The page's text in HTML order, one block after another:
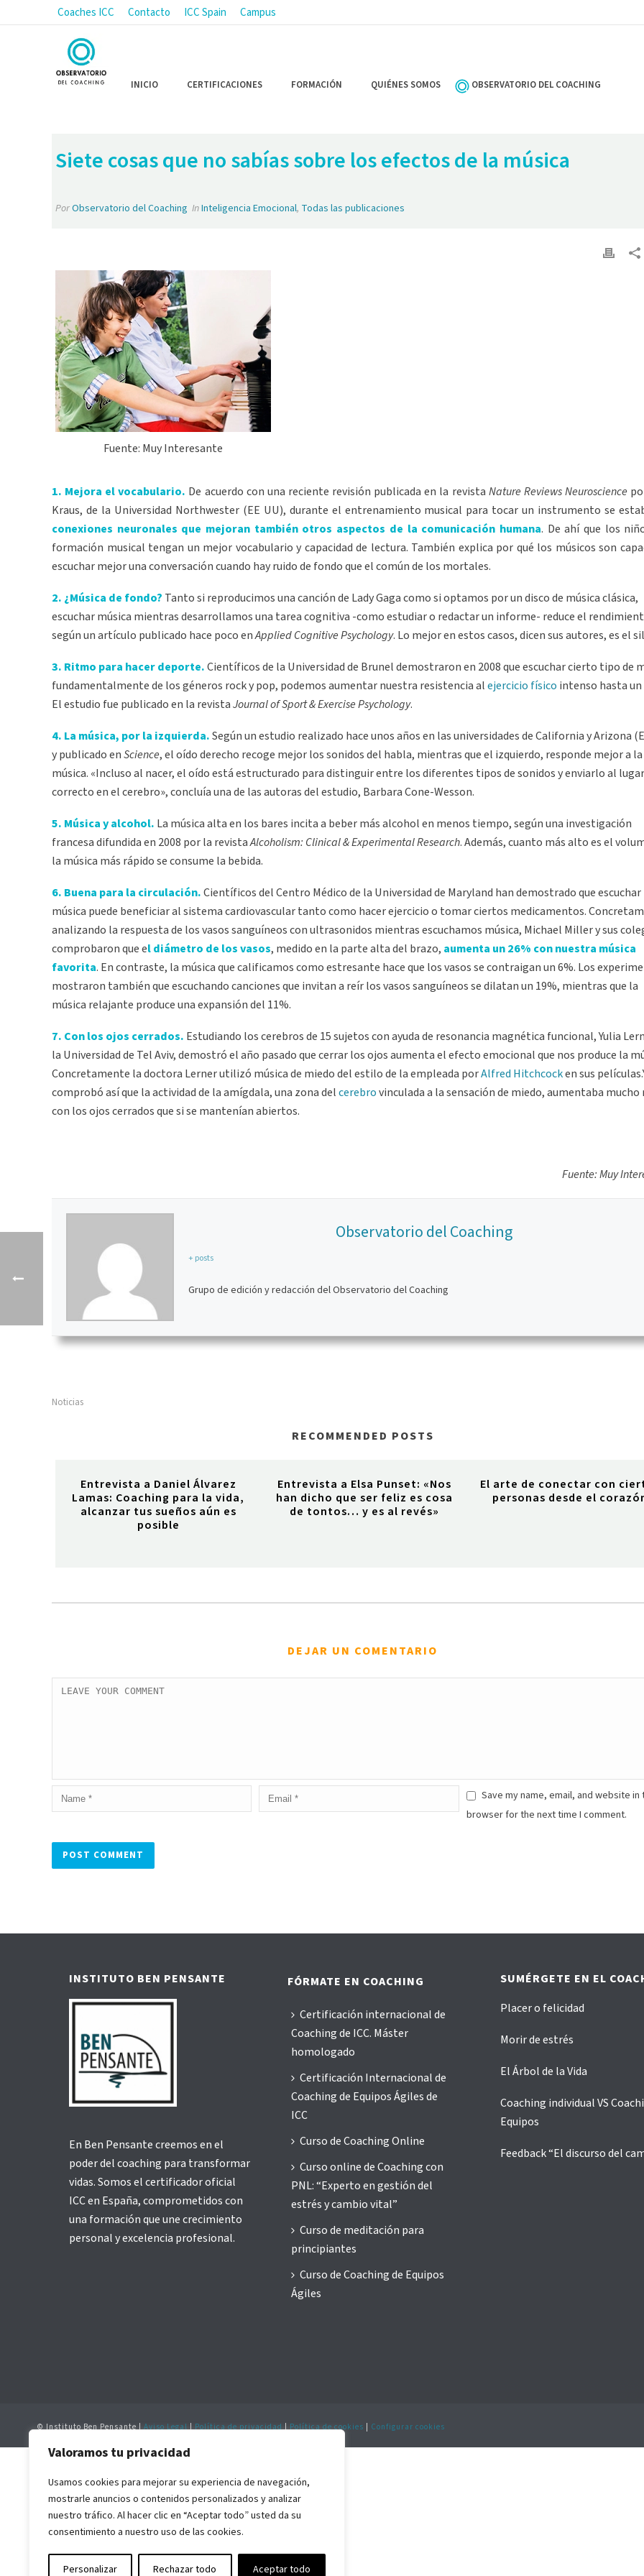
Valoramos tu privacidad
Usamos cookies para mejorar su experiencia de navegación,
mostrarle anuncios o contenidos personalizados y analizar
nuestro tráfico. Al hacer clic en “Aceptar todo” usted da su
consentimiento a nuestro uso de las cookies.
Personalizar Rechazar todo Aceptar todo
Coaches ICC Contacto ICC Spain Campus
INICIO CERTIFICACIONES FORMACIÓN QUIÉNES SOMOS OBSERVATORIO DEL COACHING
Siete cosas que no sabías sobre los efectos de la música
PorObservatorio del Coaching InInteligencia Emocional, Todas las publicaciones
Fuente: Muy Interesante
1. Mejora el vocabulario. De acuerdo con una reciente revisión publicada en la revista Nature Reviews Neuroscience
Kraus, de la Universidad Northwester (EE UU), durante el entrenamiento musical para tocar un instrumento se
conexiones neuronales que mejoran también otros aspectos de la comunicación humana. De ahí que los
formación musical tengan un mejor vocabulario y capacidad de lectura. También explica por qué los músicos son
escuchar mejor una conversación cuando hay ruido de fondo que el común de los mortales.
2. ¿Música de fondo? Tanto si reproducimos una canción de Lady Gaga como si optamos por un disco de música clásica,
escuchar música mientras desarrollamos una tarea cognitiva -como estudiar o redactar un informe- reduce el
según un artículo publicado hace poco enApplied Cognitive Psychology. Lo mejor en estos casos, dicen sus autores, es el
3. Ritmo para hacer deporte.Científicos de la Universidad de Brunel demostraron en 2008 que escuchar cierto tipo de
fundamentalmente de los géneros rock y pop, podemos aumentar nuestra resistencia alejercicio físico intenso hasta un
El estudio fue publicado en la revistaJournal of Sport & Exercise Psychology.
4. La música, por la izquierda.Según un estudio realizado hace unos años en las universidades de California y Arizona
y publicado enScience, el oído derecho recoge mejor los sonidos del habla, mientras que el izquierdo, responde mejor a la
música. «Incluso al nacer, el oído está estructurado para distinguir entre los diferentes tipos de sonidos y enviarlo al lugar
correcto en el cerebro», concluía una de las autoras del estudio, Barbara Cone-Wesson.
5. Música y alcohol. La música alta en los bares incita a beber más alcohol en menos tiempo, según una investigación
francesa difundida en 2008 por la revistaAlcoholism: Clinical & Experimental Research. Además, cuanto más alto es el
la música más rápido se consume la bebida.
6. Buena para la circulación.Científicos del Centro Médico de la Universidad de Maryland han demostrado que escuchar
música puede beneficiar al sistema cardiovascular tanto como hacer ejercicio o tomar ciertos medicamentos.
analizando la respuesta de los vasos sanguíneos con ultrasonidos mientras escuchamos música, Michael Miller y sus
comprobaron que el diámetro de los vasos, medido en la parte alta del brazo, aumenta un 26% con nuestra música
favorita. En contraste, la música que calificamos como estresante hace que los vasos se contraigan un 6%. Los
mostraron también que escuchando canciones que invitan a reír los vasos sanguíneos se dilatan un 19%, mientras que la
música relajante produce una expansión del 11%.
7. Con los ojos cerrados. Estudiando los cerebros de 15 sujetos con ayuda de resonancia magnética funcional, Yulia
la Universidad de Tel Aviv, demostró el año pasado que cerrar los ojos aumenta el efecto emocional que nos produce la
Concretamente la doctora Lerner utilizó música de miedo del estilo de la empleada porAlfred Hitchcocken sus
comprobó así que la actividad de la amígdala, una zona delcerebrovinculada a la sensación de miedo, aumentaba mucho
con los ojos cerrados que si se mantenían abiertos.
Fuente: Muy
Observatorio del Coaching
+ posts
Grupo de edición y redacción del Observatorio del Coaching
Noticias
RECOMMENDED POSTS
Entrevista a Daniel Álvarez
Lamas: Coaching para la vida,
alcanzar tus sueños aún es
posible
Entrevista a Elsa Punset: «Nos
han dicho que ser feliz es cosa
de tontos… y es al revés»
El arte de conectar con
personas desde el
DEJAR UN COMENTARIO
Save my name, email, and website in
browser for the next time I comment.
INSTITUTO BEN PENSANTE
En Ben Pensante creemos en el
poder del coaching para transformar
vidas. Somos el certificador oficial
ICC en España, comprometidos con
una formación que une crecimiento
personal y excelencia profesional.
FÓRMATE EN COACHING
Certificación internacional de
Coaching de ICC. Máster
homologado
Certificación Internacional de
Coaching de Equipos Ágiles de
ICC
Curso de Coaching Online
Curso online de Coaching con
PNL: “Experto en gestión del
estrés y cambio vital”
Curso de meditación para
principiantes
Curso de Coaching de Equipos
Ágiles
SUMÉRGETE EN EL
Placer o felicidad
Morir de estrés
El Árbol de la Vida
Coaching individual VS
Equipos
Feedback “El discurso del
© Instituto Ben Pensante | Aviso Legal | Política de privacidad | Política de cookies | Configurar cookies